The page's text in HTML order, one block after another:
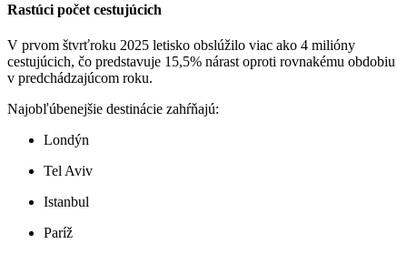
Rastúci počet cestujúcich
V prvom štvrťroku 2025 letisko obslúžilo viac ako 4 milióny
cestujúcich, čo predstavuje 15,5% nárast oproti rovnakému obdobiu
v predchádzajúcom roku.
Najobľúbenejšie destinácie zahŕňajú:
Londýn
Tel Aviv
Istanbul
Paríž